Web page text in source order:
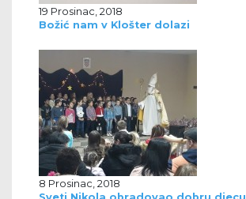
19 Prosinac, 2018
Božić nam v Klošter dolazi
8 Prosinac, 2018